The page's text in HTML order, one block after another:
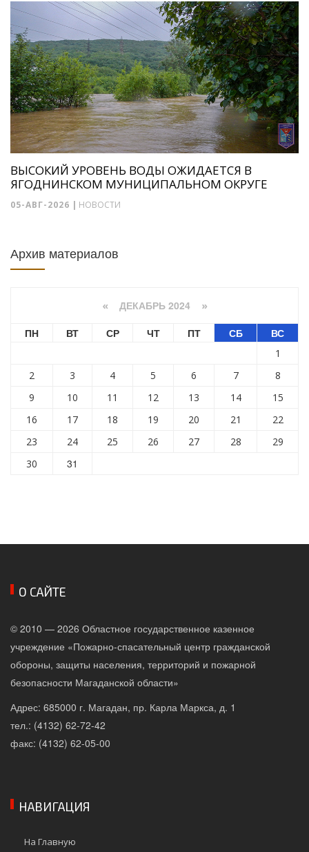
ВЫСОКИЙ УРОВЕНЬ ВОДЫ ОЖИДАЕТСЯ В
ЯГОДНИНСКОМ МУНИЦИПАЛЬНОМ ОКРУГЕ
05-АВГ-2026 | НОВОСТИ
Архив материалов
« ДЕКАБРЬ 2024 »
ПН ВТ СР ЧТ ПТ СБ ВС
1
2
3 4 5 6 7
8
9
10 11 12 13 14
15
16
17 18 19 20 21
22
23
24 25 26 27 28
29
30
31
О САЙТЕ
© 2010 — 2026 Областное государственное казенное
учреждение «Пожарно-спасательный центр гражданской
обороны, защиты населения, территорий и пожарной
безопасности Магаданской области»
Адрес: 685000 г. Магадан, пр. Карла Маркса, д. 1
тел.: (4132) 62-72-42
факс: (4132) 62-05-00
НАВИГАЦИЯ
На Главную